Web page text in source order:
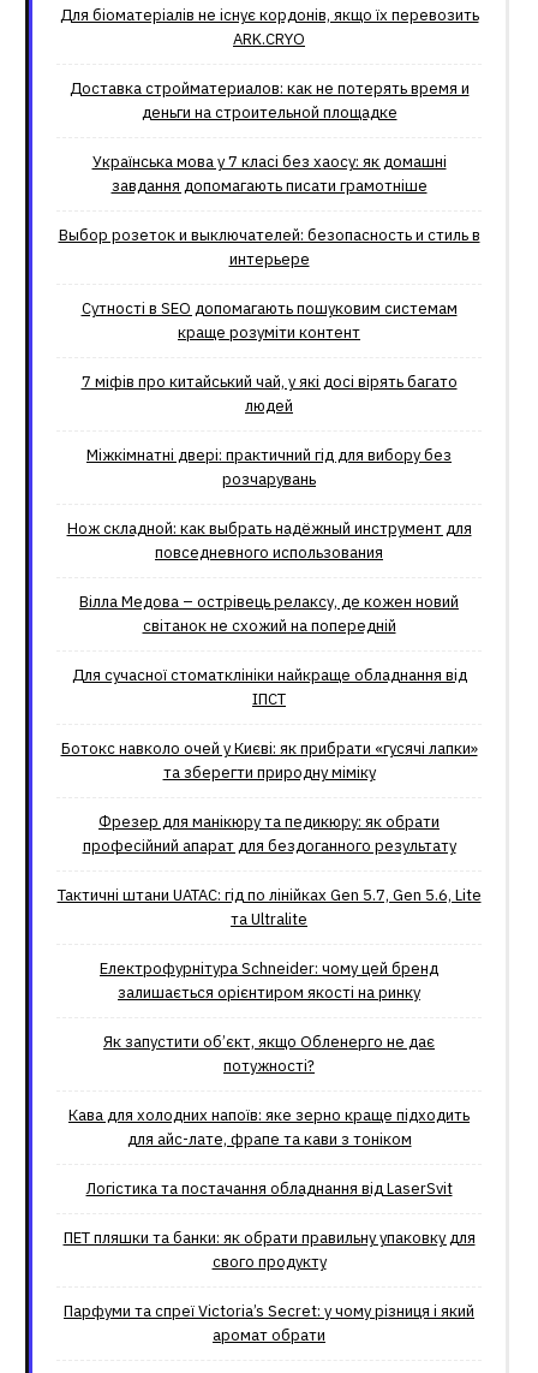
Для біоматеріалів не існує кордонів, якщо їх перевозить
ARK.CRYO
Доставка стройматериалов: как не потерять время и
деньги на строительной площадке
Українська мова у 7 класі без хаосу: як домашні
завдання допомагають писати грамотніше
Выбор розеток и выключателей: безопасность и стиль в
интерьере
Сутності в SEO допомагають пошуковим системам
краще розуміти контент
7 міфів про китайський чай, у які досі вірять багато
людей
Міжкімнатні двері: практичний гід для вибору без
розчарувань
Нож складной: как выбрать надёжный инструмент для
повседневного использования
Вілла Медова – острівець релаксу, де кожен новий
світанок не схожий на попередній
Для сучасної стоматклініки найкраще обладнання від
ІПСТ
Ботокс навколо очей у Києві: як прибрати «гусячі лапки»
та зберегти природну міміку
Фрезер для манікюру та педикюру: як обрати
професійний апарат для бездоганного результату
Тактичні штани UATAC: гід по лінійках Gen 5.7, Gen 5.6, Lite
та Ultralite
Електрофурнітура Schneider: чому цей бренд
залишається орієнтиром якості на ринку
Як запустити об’єкт, якщо Обленерго не дає
потужності?
Кава для холодних напоїв: яке зерно краще підходить
для айс-лате, фрапе та кави з тоніком
Логістика та постачання обладнання від LaserSvit
ПЕТ пляшки та банки: як обрати правильну упаковку для
свого продукту
Парфуми та спреї Victoria’s Secret: у чому різниця і який
аромат обрати